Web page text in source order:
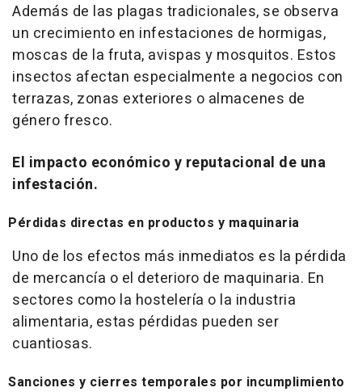
Además de las plagas tradicionales, se observa
un crecimiento en infestaciones de hormigas,
moscas de la fruta, avispas y mosquitos. Estos
insectos afectan especialmente a negocios con
terrazas, zonas exteriores o almacenes de
género fresco.
El impacto económico y reputacional de una
infestación.
Pérdidas directas en productos y maquinaria
Uno de los efectos más inmediatos es la pérdida
de mercancía o el deterioro de maquinaria. En
sectores como la hostelería o la industria
alimentaria, estas pérdidas pueden ser
cuantiosas.
Sanciones y cierres temporales por incumplimiento